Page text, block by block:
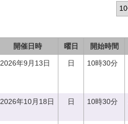
開催日時 曜日 開始時間
2026年9月13日 日 10時30分
2026年10月18日 日 10時30分